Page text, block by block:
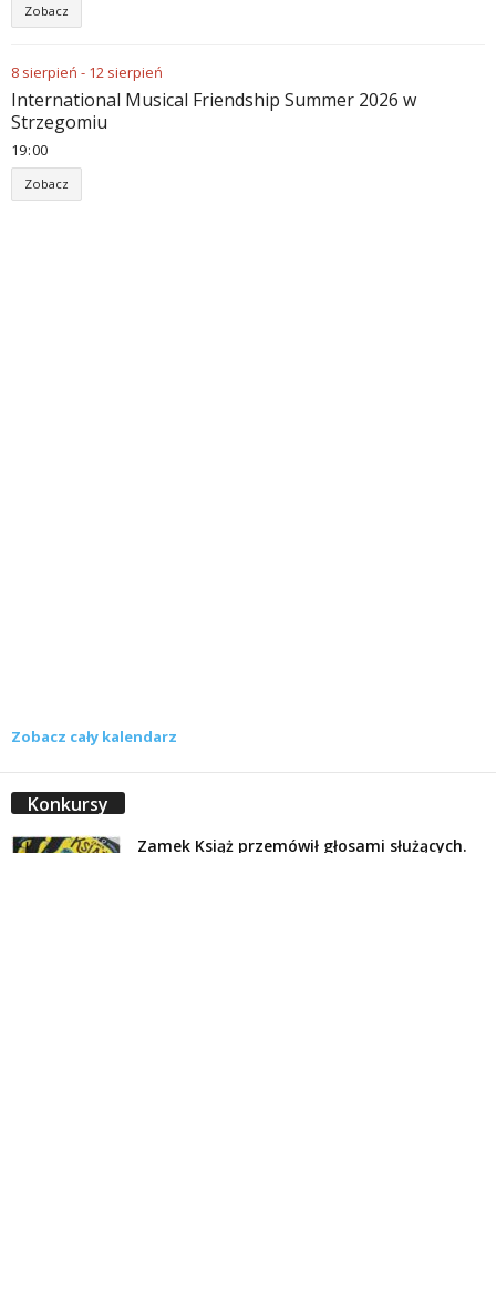
Zobacz
8 sierpień - 12 sierpień
International Musical Friendship Summer 2026 w
Strzegomiu
19 00
Zobacz
Zobacz cały kalendarz
Konkursy
Zamek Książ przemówił głosami służących.